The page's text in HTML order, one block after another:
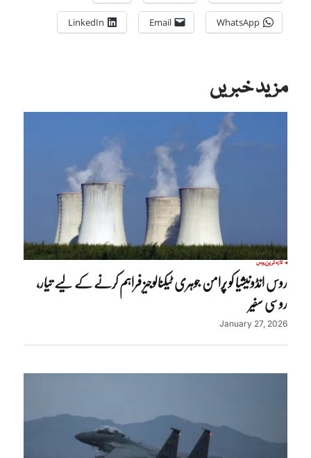
WhatsApp
Email
LinkedIn
مزید خبریں
تازہ ترینروس
روس انڈونیشیا کو پُرامن جوہری ٹیکنالوجیز فراہم کرنے کے لیے تیار،
روسی سفیر
January 27, 2026